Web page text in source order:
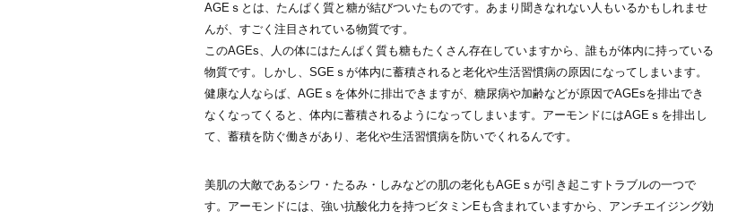
AGEｓとは、たんぱく質と糖が結びついたものです。あまり聞きなれない人もいるかもしれませ
んが、すごく注目されている物質です。
このAGEs、人の体にはたんぱく質も糖もたくさん存在していますから、誰もが体内に持っている
物質です。しかし、SGEｓが体内に蓄積されると老化や生活習慣病の原因になってしまいます。
健康な人ならば、AGEｓを体外に排出できますが、糖尿病や加齢などが原因でAGEsを排出でき
なくなってくると、体内に蓄積されるようになってしまいます。アーモンドにはAGEｓを排出し
て、蓄積を防ぐ働きがあり、老化や生活習慣病を防いでくれるんです。
美肌の大敵であるシワ・たるみ・しみなどの肌の老化もAGEｓが引き起こすトラブルの一つで
す。アーモンドには、強い抗酸化力を持つビタミンEも含まれていますから、アンチエイジング効